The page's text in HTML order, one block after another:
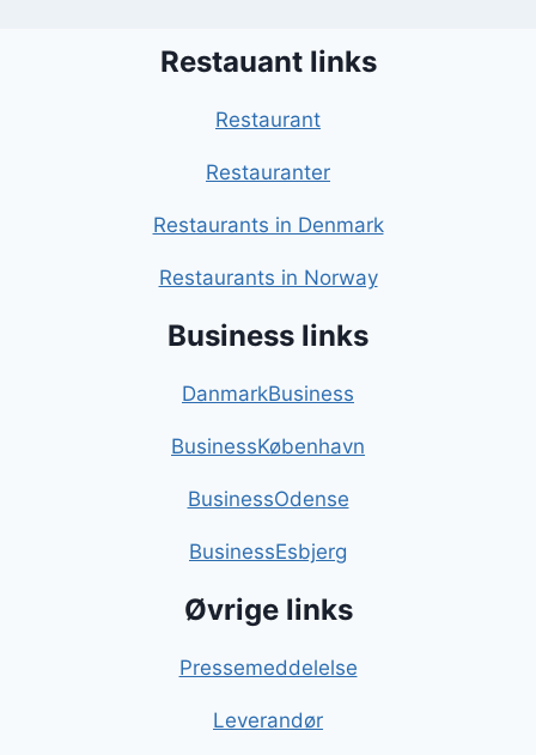
Restauant links
Restaurant
Restauranter
Restaurants in Denmark
Restaurants in Norway
Business links
DanmarkBusiness
BusinessKøbenhavn
BusinessOdense
BusinessEsbjerg
Øvrige links
Pressemeddelelse
Leverandør